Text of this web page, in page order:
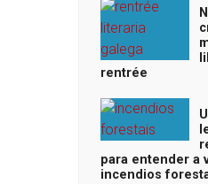
rentrée
para entender a
incendios